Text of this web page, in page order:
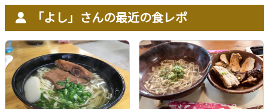
「よし」さんの最近の食レポ